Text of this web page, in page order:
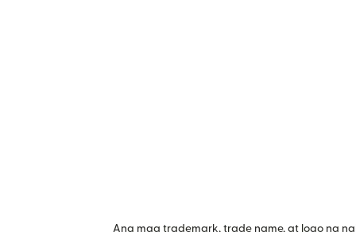
Ang mga trademark, trade name, at logo na